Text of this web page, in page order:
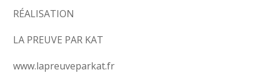
RÉALISATION
LA PREUVE PAR KAT
www.lapreuveparkat.fr